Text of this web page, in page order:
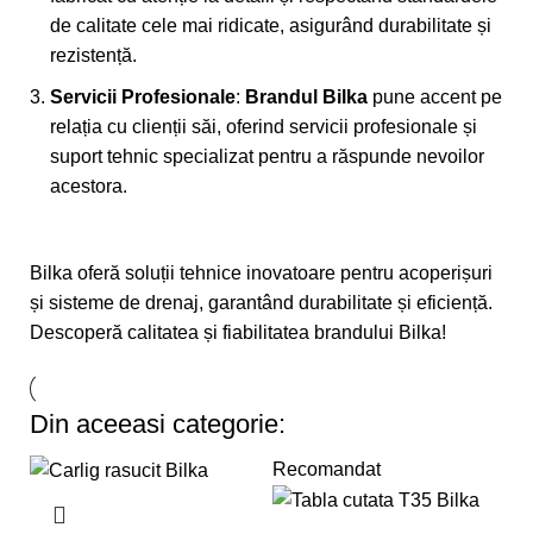
de calitate cele mai ridicate, asigurând durabilitate și
rezistență.
Servicii Profesionale: Brandul Bilka pune accent pe
relația cu clienții săi, oferind servicii profesionale și
suport tehnic specializat pentru a răspunde nevoilor
acestora.
Bilka oferă soluții tehnice inovatoare pentru acoperișuri
și sisteme de drenaj, garantând durabilitate și eficiență.
Descoperă calitatea și fiabilitatea brandului Bilka!
Din aceeasi categorie:
Recomandat